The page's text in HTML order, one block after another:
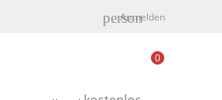
person
Anmelden
0